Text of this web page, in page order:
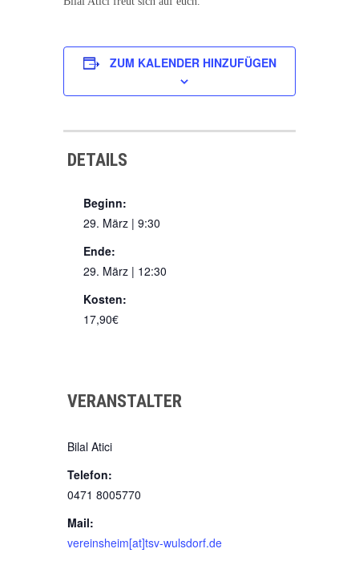
ZUM KALENDER HINZUFÜGEN
DETAILS
Beginn:
29. März | 9:30
Ende:
29. März | 12:30
Kosten:
17,90€
VERANSTALTER
Bilal Atici
Telefon:
0471 8005770
Mail:
vereinsheim[at]tsv-wulsdorf.de